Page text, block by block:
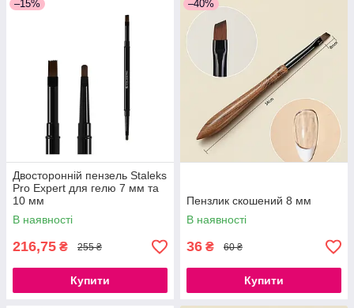
–15%
Двосторонній пензель Staleks
Pro Expert для гелю 7 мм та
10 мм
В наявності
216,75 ₴ 255 ₴
Купити
–40%
Пензлик скошений 8 мм
В наявності
36 ₴ 60 ₴
Купити